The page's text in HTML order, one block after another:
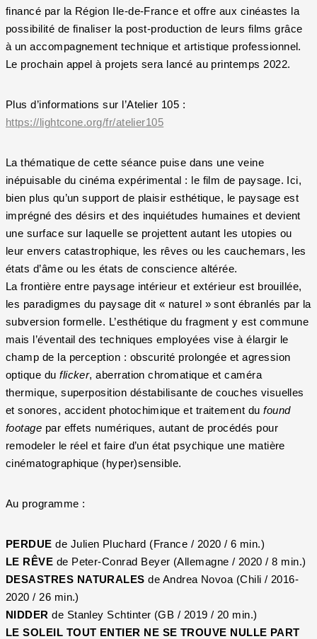
financé par la Région Ile-de-France et offre aux cinéastes la
possibilité de finaliser la post-production de leurs films grâce
à un accompagnement technique et artistique professionnel.
Le prochain appel à projets sera lancé au printemps 2022.
Plus d’informations sur l’Atelier 105 :
https://lightcone.org/fr/atelier105
La thématique de cette séance puise dans une veine
inépuisable du cinéma expérimental : le film de paysage. Ici,
bien plus qu’un support de plaisir esthétique, le paysage est
imprégné des désirs et des inquiétudes humaines et devient
une surface sur laquelle se projettent autant les utopies ou
leur envers catastrophique, les rêves ou les cauchemars, les
états d’âme ou les états de conscience altérée.
La frontière entre paysage intérieur et extérieur est brouillée,
les paradigmes du paysage dit « naturel » sont ébranlés par la
subversion formelle. L’esthétique du fragment y est commune
mais l’éventail des techniques employées vise à élargir le
champ de la perception : obscurité prolongée et agression
optique duflicker, aberration chromatique et caméra
thermique, superposition déstabilisante de couches visuelles
et sonores, accident photochimique et traitement dufound
footage par effets numériques, autant de procédés pour
remodeler le réel et faire d’un état psychique une matière
cinématographique (hyper)sensible.
Au programme :
PERDUE de Julien Pluchard (France / 2020 / 6 min.)
LE RÊVE de Peter-Conrad Beyer (Allemagne / 2020 / 8 min.)
DESASTRES NATURALES de Andrea Novoa (Chili / 2016-
2020 / 26 min.)
NIDDERde Stanley Schtinter (GB / 2019 / 20 min.)
LE SOLEIL TOUT ENTIER NE SE TROUVE NULLE PART